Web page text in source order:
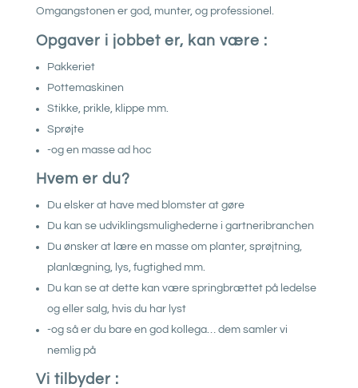
Omgangstonen er god, munter, og professionel.
Opgaver i jobbet er, kan være :
Pakkeriet
Pottemaskinen
Stikke, prikle, klippe mm.
Sprøjte
-og en masse ad hoc
Hvem er du?
Du elsker at have med blomster at gøre
Du kan se udviklingsmulighederne i gartneribranchen
Du ønsker at lære en masse om planter, sprøjtning,
planlægning, lys, fugtighed mm.
Du kan se at dette kan være springbrættet på ledelse
og eller salg, hvis du har lyst
-og så er du bare en god kollega… dem samler vi
nemlig på
Vi tilbyder :